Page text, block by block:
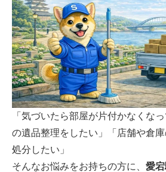
「気づいたら部屋が片付かなくな
の遺品整理をしたい」「店舗や倉
処分したい」
そんなお悩みをお持ちの方に、 愛